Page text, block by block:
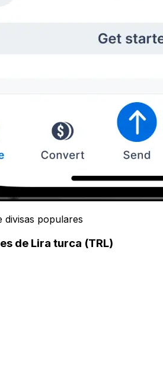
divisas populares
de Lira turca (TRL)